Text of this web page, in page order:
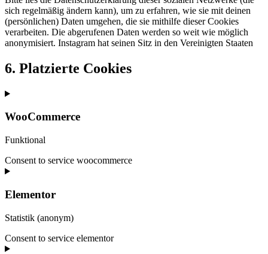
sich regelmäßig ändern kann), um zu erfahren, wie sie mit deinen
(persönlichen) Daten umgehen, die sie mithilfe dieser Cookies
verarbeiten. Die abgerufenen Daten werden so weit wie möglich
anonymisiert. Instagram hat seinen Sitz in den Vereinigten Staaten
6. Platzierte Cookies
WooCommerce
Funktional
Consent to service woocommerce
Elementor
Statistik (anonym)
Consent to service elementor